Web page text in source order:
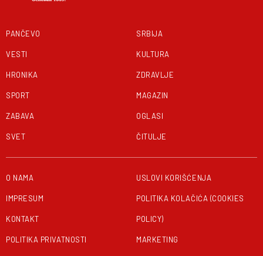
PANČEVO
VESTI
HRONIKA
SPORT
ZABAVA
SVET
SRBIJA
KULTURA
ZDRAVLJE
MAGAZIN
OGLASI
ČITULJE
O NAMA
IMPRESUM
KONTAKT
POLITIKA PRIVATNOSTI
USLOVI KORIŠĆENJA
POLITIKA KOLAČIĆA (COOKIES
POLICY)
MARKETING